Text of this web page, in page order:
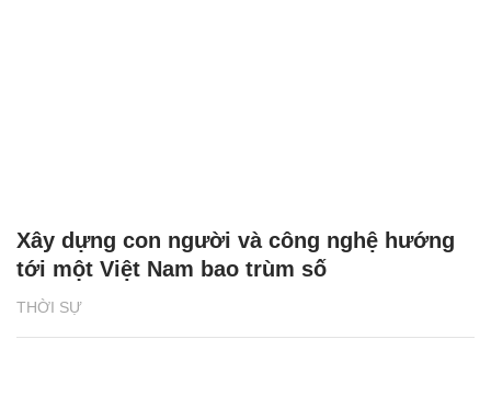
THỜI SỰ
Xây dựng con người và công nghệ hướng
tới một Việt Nam bao trùm số